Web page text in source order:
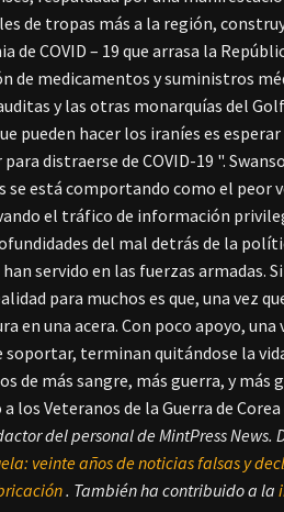
de tropas más a la región,
COVID – 19 que arrasa la
de medicamentos y suministros
y las otras monarquías del
pueden hacer los iraníes es
distraerse de COVID-19 ".
se está comportando como el peor
el tráfico de información
del mal detrás de la
servido en las fuerzas armadas.
para muchos es que, una vez
una acera. Con poco apoyo, una
soportar, terminan quitándose la
de más sangre, más guerra, y más
los Veteranos de la Guerra de
del personal de MintPress News.
veinte años de noticias falsas y
. También ha contribuido a la